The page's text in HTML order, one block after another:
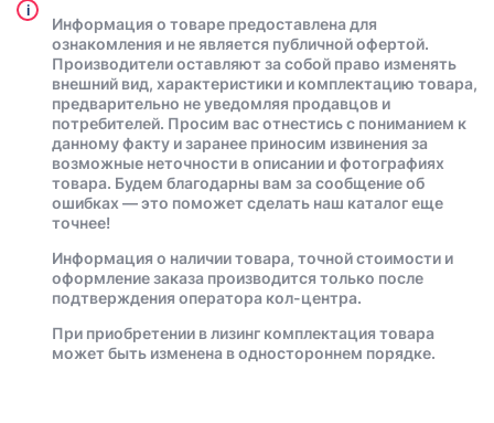
i
Информация о товаре предоставлена для
ознакомления и не является публичной офертой.
Производители оставляют за собой право изменять
внешний вид, характеристики и комплектацию товара,
предварительно не уведомляя продавцов и
потребителей. Просим вас отнестись с пониманием к
данному факту и заранее приносим извинения за
возможные неточности в описании и фотографиях
товара. Будем благодарны вам за сообщение об
ошибках — это поможет сделать наш каталог еще
точнее!
Информация о наличии товара, точной стоимости и
оформление заказа производится только после
подтверждения оператора кол-центра.
При приобретении в лизинг комплектация товара
может быть изменена в одностороннем порядке.